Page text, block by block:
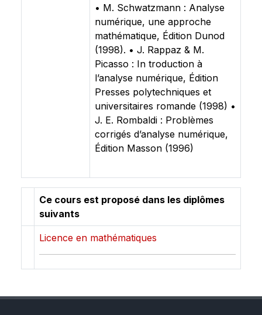
• M. Schwatzmann : Analyse
numérique, une approche
mathématique, Édition Dunod
(1998). • J. Rappaz & M.
Picasso : In troduction à
l’analyse numérique, Édition
Presses polytechniques et
universitaires romande (1998) •
J. E. Rombaldi : Problèmes
corrigés d’analyse numérique,
Édition Masson (1996)
Ce cours est proposé dans les diplômes
suivants
Licence en mathématiques